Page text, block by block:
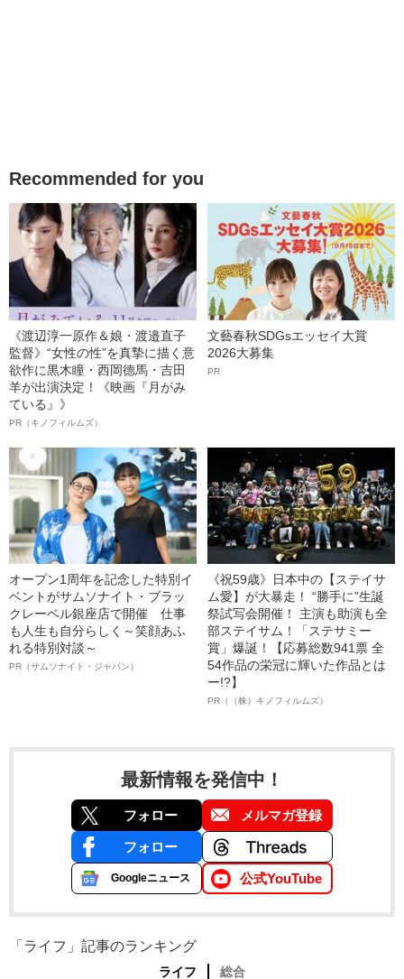
Recommended for you
《渡辺淳一原作＆娘・渡邉直子
監督》“女性の性”を真摯に描く意
欲作に黒木瞳・西岡德馬・吉田
羊が出演決定！《映画『月がみ
ている』》
PR（キノフィルムズ）
文藝春秋SDGsエッセイ大賞
2026大募集
PR
オープン1周年を記念した特別イ
ベントがサムソナイト・ブラッ
クレーベル銀座店で開催 仕事
も人生も自分らしく～笑顔あふ
れる特別対談～
PR（サムソナイト・ジャパン）
《祝59歳》日本中の【ステイサ
ム愛】が大暴走！ “勝手に”生誕
祭試写会開催！ 主演も助演も全
部ステイサム！「ステサミー
賞」爆誕！【応募総数941票 全
54作品の栄冠に輝いた作品とは
ー!?】
PR（（株）キノフィルムズ）
最新情報を発信中！
フォロー メルマガ登録
フォロー
Googleニュース 公式YouTube
「ライフ」記事のランキング
ライフ 総合